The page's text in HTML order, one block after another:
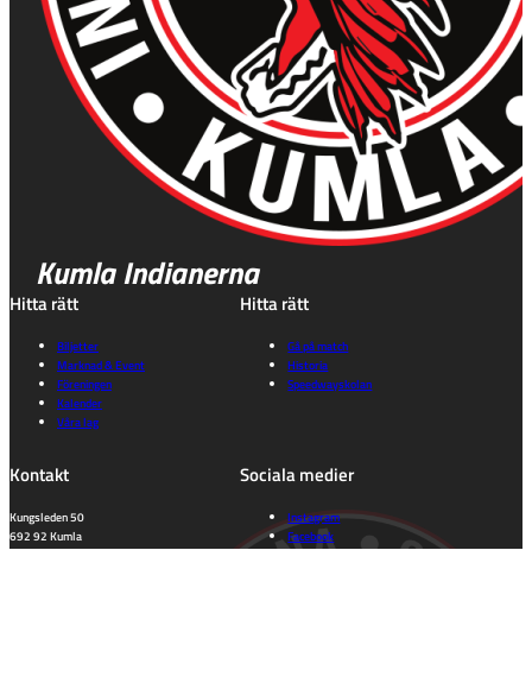
Kumla Indianerna
Hitta rätt
Biljetter
Marknad & Event
Föreningen
Kalender
Våra lag
Hitta rätt
Gå på match
Historia
Speedwayskolan
Kontakt
Kungsleden 50
692 92 Kumla
Orebro Län
Sociala medier
Instagram
Facebook
Tiktok